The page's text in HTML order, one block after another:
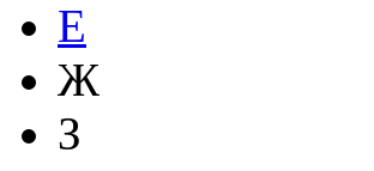
Е
Ж
З